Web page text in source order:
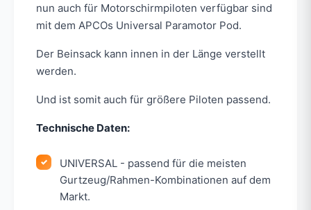
nun auch für Motorschirmpiloten verfügbar sind
mit dem APCOs Universal Paramotor Pod.
Der Beinsack kann innen in der Länge verstellt
werden.
Und ist somit auch für größere Piloten passend.
Technische Daten:
UNIVERSAL - passend für die meisten
Gurtzeug/Rahmen-Kombinationen auf dem
Markt.